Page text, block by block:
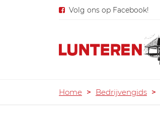
Volg ons op Facebook!
Home > Bedrijvengids >